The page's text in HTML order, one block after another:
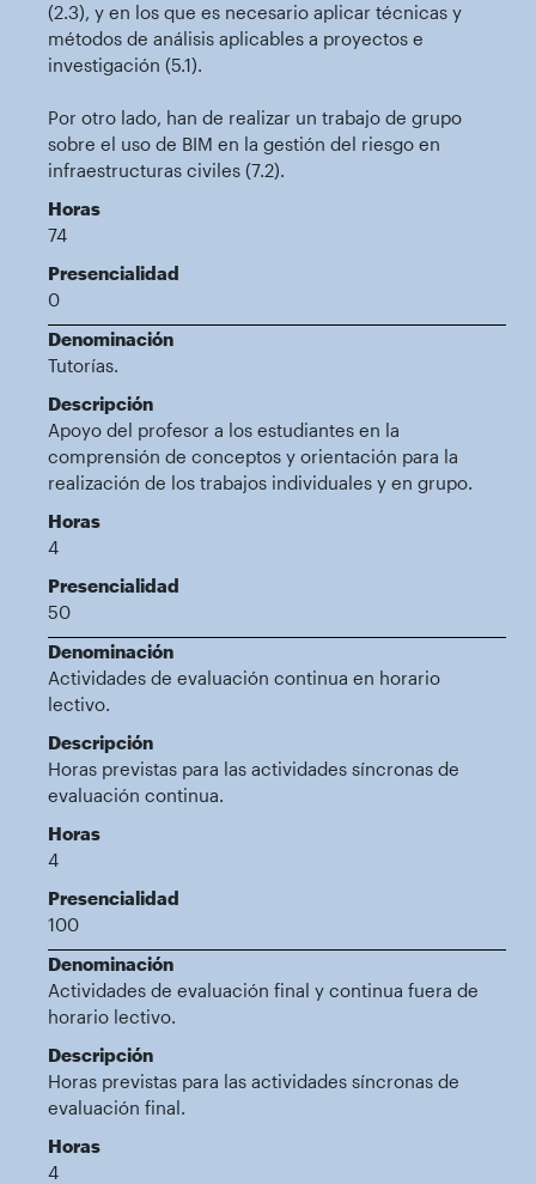
(2.3), y en los que es necesario aplicar técnicas y
métodos de análisis aplicables a proyectos e
investigación (5.1).
Por otro lado, han de realizar un trabajo de grupo
sobre el uso de BIM en la gestión del riesgo en
infraestructuras civiles (7.2).
Horas
74
Presencialidad
0
Denominación
Tutorías.
Descripción
Apoyo del profesor a los estudiantes en la
comprensión de conceptos y orientación para la
realización de los trabajos individuales y en grupo.
Horas
4
Presencialidad
50
Denominación
Actividades de evaluación continua en horario
lectivo.
Descripción
Horas previstas para las actividades síncronas de
evaluación continua.
Horas
4
Presencialidad
100
Denominación
Actividades de evaluación final y continua fuera de
horario lectivo.
Descripción
Horas previstas para las actividades síncronas de
evaluación final.
Horas
4